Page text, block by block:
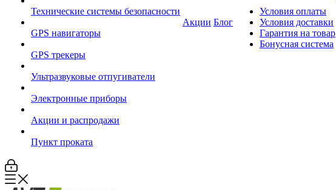
Технические системы безопасности
GPS навигаторы
GPS трекеры
Ультразвуковые отпугиватели
Электронные приборы
Акции и распродажи
Пункт проката
Акции Блог
Условия оплаты
Условия доставки
Гарантия на товар
Бонусная система